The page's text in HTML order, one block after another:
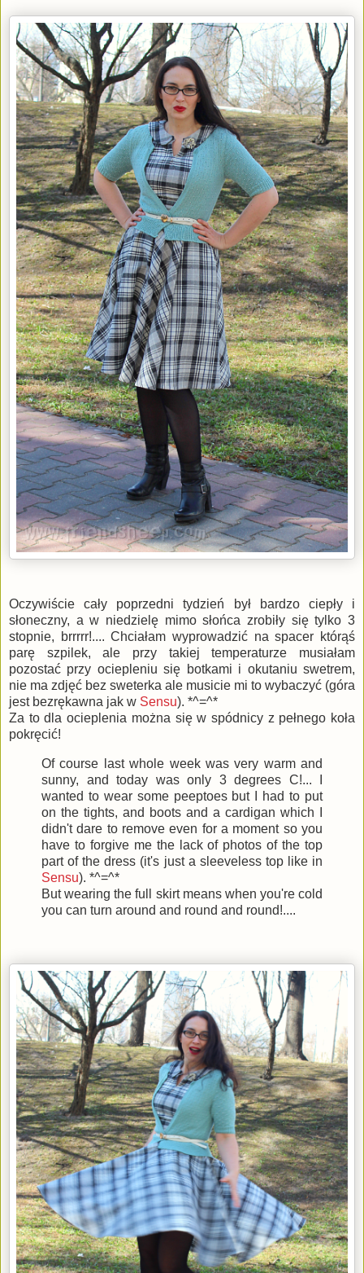
Oczywiście cały poprzedni tydzień był bardzo ciepły i
słoneczny, a w niedzielę mimo słońca zrobiły się tylko 3
stopnie, brrrrr!.... Chciałam wyprowadzić na spacer którąś
parę szpilek, ale przy takiej temperaturze musiałam
pozostać przy ociepleniu się botkami i okutaniu swetrem,
nie ma zdjęć bez sweterka ale musicie mi to wybaczyć (góra
jest bezrękawna jak w Sensu). *^=^*
Za to dla ocieplenia można się w spódnicy z pełnego koła
pokręcić!
Of course last whole week was very warm and
sunny, and today was only 3 degrees C!... I
wanted to wear some peeptoes but I had to put
on the tights, and boots and a cardigan which I
didn't dare to remove even for a moment so you
have to forgive me the lack of photos of the top
part of the dress (it's just a sleeveless top like in
Sensu). *^=^*
But wearing the full skirt means when you're cold
you can turn around and round and round!....